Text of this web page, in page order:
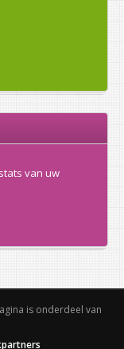
van uw
is onderdeel van